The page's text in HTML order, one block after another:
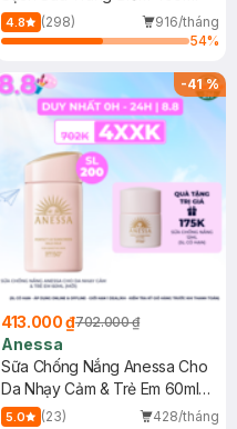
4.8 (298)
916/tháng
54%
-41%
413.000 ₫702.000 ₫
Anessa
Sữa Chống Nắng Anessa Cho
Da Nhạy Cảm & Trẻ Em 60ml
(Mới)
5.0 (23)
428/tháng